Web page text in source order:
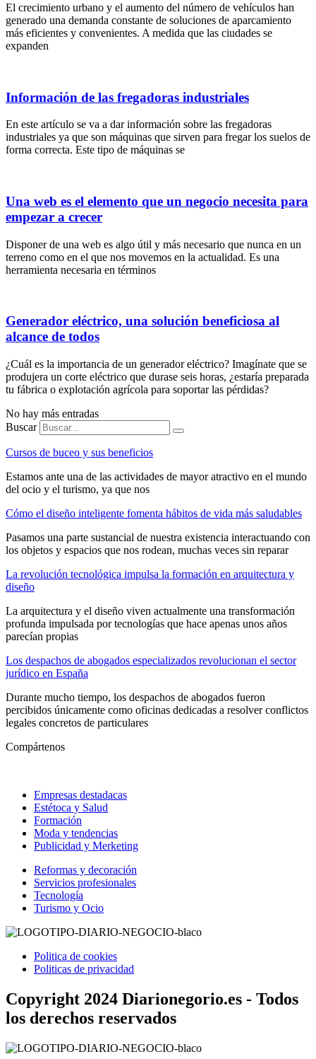
El crecimiento urbano y el aumento del número de vehículos han
generado una demanda constante de soluciones de aparcamiento
más eficientes y convenientes. A medida que las ciudades se
expanden
Información de las fregadoras industriales
En este artículo se va a dar información sobre las fregadoras
industriales ya que son máquinas que sirven para fregar los suelos de
forma correcta. Este tipo de máquinas se
Una web es el elemento que un negocio necesita para
empezar a crecer
Disponer de una web es algo útil y más necesario que nunca en un
terreno como en el que nos movemos en la actualidad. Es una
herramienta necesaria en términos
Generador eléctrico, una solución beneficiosa al
alcance de todos
¿Cuál es la importancia de un generador eléctrico? Imagínate que se
produjera un corte eléctrico que durase seis horas, ¿estaría preparada
tu fábrica o explotación agrícola para soportar las pérdidas?
No hay más entradas
Buscar
Cursos de buceo y sus beneficios
Estamos ante una de las actividades de mayor atractivo en el mundo
del ocio y el turismo, ya que nos
Cómo el diseño inteligente fomenta hábitos de vida más saludables
Pasamos una parte sustancial de nuestra existencia interactuando con
los objetos y espacios que nos rodean, muchas veces sin reparar
La revolución tecnológica impulsa la formación en arquitectura y
diseño
La arquitectura y el diseño viven actualmente una transformación
profunda impulsada por tecnologías que hace apenas unos años
parecían propias
Los despachos de abogados especializados revolucionan el sector
jurídico en España
Durante mucho tiempo, los despachos de abogados fueron
percibidos únicamente como oficinas dedicadas a resolver conflictos
legales concretos de particulares
Compártenos
Empresas destadacas
Estétoca y Salud
Formación
Moda y tendencias
Publicidad y Merketing
Reformas y decoración
Servicios profesionales
Tecnología
Turismo y Ocio
Politica de cookies
Politicas de privacidad
Copyright 2024 Diarionegorio.es - Todos
los derechos reservados